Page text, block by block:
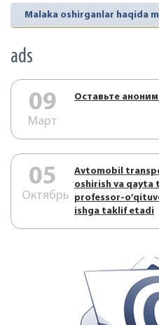
Malaka oshirganlar haqida
ads
09
Март
Оставьте
05
Октябрь
Аvtоmоbil
оshirish vа
prоfеssоr-
ishgа tаklif etаdi